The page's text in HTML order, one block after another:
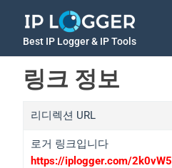
Best IP Logger & IP Tools
링크 정보
리디렉션 URL
로거 링크입니다
https://iplogger.com/2k0vW5